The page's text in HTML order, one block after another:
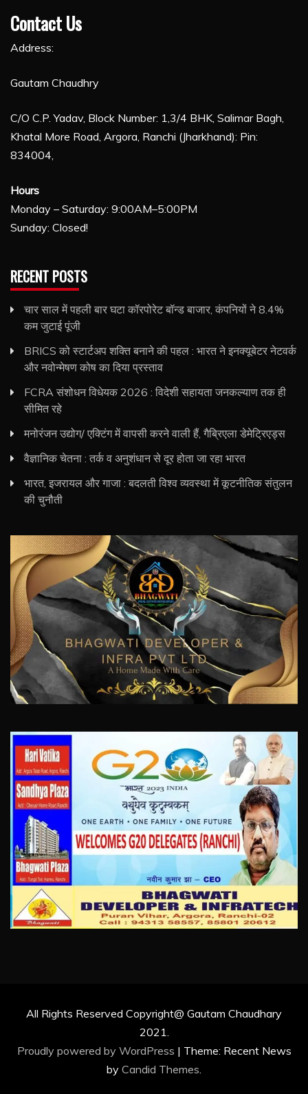
Contact Us
Address:
Gautam Chaudhry
C/O C.P. Yadav, Block Number: 1,3/4 BHK, Salimar Bagh,
Khatal More Road, Argora, Ranchi (Jharkhand): Pin:
834004,
Hours
Monday – Saturday: 9:00AM–5:00PM
Sunday: Closed!
RECENT POSTS
चार साल में पहली बार घटा कॉरपोरेट बॉन्ड बाजार, कंपनियों ने 8.4%
कम जुटाई पूंजी
BRICS को स्टार्टअप शक्ति बनाने की पहल : भारत ने इनक्यूबेटर नेटवर्क
और नवोन्मेषण कोष का दिया प्रस्ताव
FCRA संशोधन विधेयक 2026 : विदेशी सहायता जनकल्याण तक ही
सीमित रहे
मनोरंजन उद्योग/ एक्टिंग में वापसी करने वाली हैं, गैब्रिएला डेमेट्रिएड्स
वैज्ञानिक चेतना : तर्क व अनुशंधान से दूर होता जा रहा भारत
भारत, इजरायल और गाजा : बदलती विश्व व्यवस्था में कूटनीतिक संतुलन
की चुनौती
All Rights Reserved Copyright@ Gautam Chaudhary
2021.
Proudly powered by WordPress | Theme: Recent News
by Candid Themes.